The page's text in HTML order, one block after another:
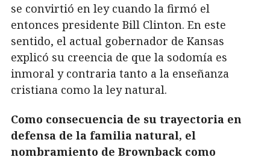
se convirtió en ley cuando la firmó el
entonces presidente Bill Clinton. En este
sentido, el actual gobernador de Kansas
explicó su creencia de que la sodomía es
inmoral y contraria tanto a la enseñanza
cristiana como la ley natural.
Como consecuencia de su trayectoria en
defensa de la familia natural, el
nombramiento de Brownback como